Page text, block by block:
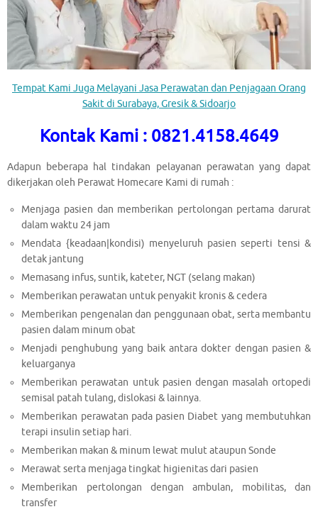
Tempat Kami Juga Melayani Jasa Perawatan dan Penjagaan Orang
Sakit di Surabaya, Gresik & Sidoarjo
Kontak Kami : 0821.4158.4649
Adapun beberapa hal tindakan pelayanan perawatan yang dapat
dikerjakan oleh Perawat Homecare Kami di rumah :
Menjaga pasien dan memberikan pertolongan pertama darurat
dalam waktu 24 jam
Mendata {keadaan|kondisi) menyeluruh pasien seperti tensi &
detak jantung
Memasang infus, suntik, kateter, NGT (selang makan)
Memberikan perawatan untuk penyakit kronis & cedera
Memberikan pengenalan dan penggunaan obat, serta membantu
pasien dalam minum obat
Menjadi penghubung yang baik antara dokter dengan pasien &
keluarganya
Memberikan perawatan untuk pasien dengan masalah ortopedi
semisal patah tulang, dislokasi & lainnya.
Memberikan perawatan pada pasien Diabet yang membutuhkan
terapi insulin setiap hari.
Memberikan makan & minum lewat mulut ataupun Sonde
Merawat serta menjaga tingkat higienitas dari pasien
Memberikan pertolongan dengan ambulan, mobilitas, dan
transfer